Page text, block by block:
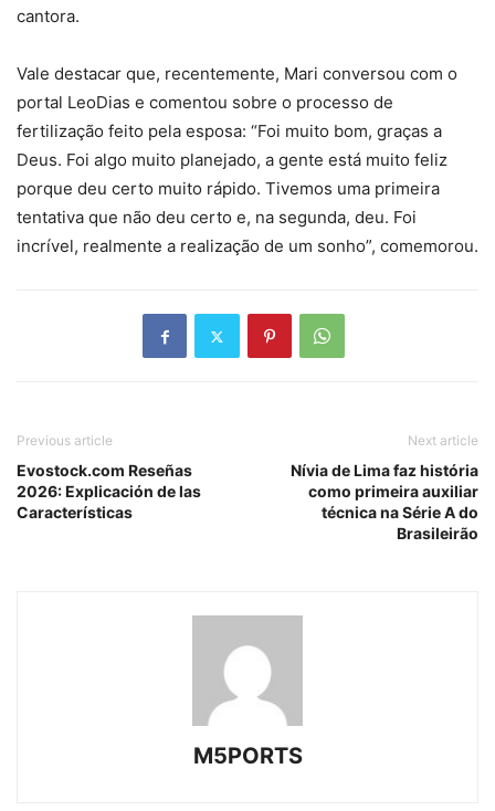
cantora.
Vale destacar que, recentemente, Mari conversou com o
portal LeoDias e comentou sobre o processo de
fertilização feito pela esposa: “Foi muito bom, graças a
Deus. Foi algo muito planejado, a gente está muito feliz
porque deu certo muito rápido. Tivemos uma primeira
tentativa que não deu certo e, na segunda, deu. Foi
incrível, realmente a realização de um sonho”, comemorou.
Previous article
Evostock.com Reseñas
2026: Explicación de las
Características
Next article
Nívia de Lima faz história
como primeira auxiliar
técnica na Série A do
Brasileirão
M5PORTS